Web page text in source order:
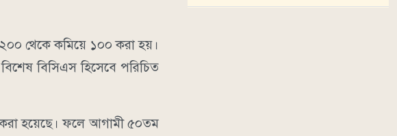
২০০ থেকে কমিয়ে ১০০ করা হয়।
বিসিএস হিসেবে পরিচিত
করা হয়েছে। ফলে আগামী ৫০তম